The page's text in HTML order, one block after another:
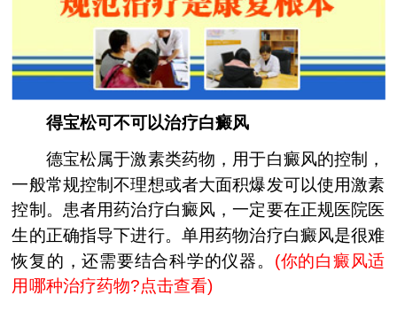
得宝松可不可以治疗白癜风
德宝松属于激素类药物，用于白癜风的控制，
一般常规控制不理想或者大面积爆发可以使用激素
控制。患者用药治疗白癜风，一定要在正规医院医
生的正确指导下进行。单用药物治疗白癜风是很难
恢复的，还需要结合科学的仪器。 (你的白癜风适
用哪种治疗药物?点击查看)